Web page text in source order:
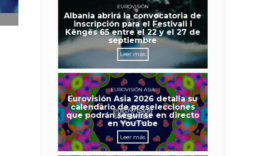
EUROVISIÓN
Albania abrirá la convocatoria de
inscripción para el Festivali i
Këngës 65 entre el 22 y el 27 de
septiembre
Leer más
EUROVISIÓN ASIA
Eurovisión Asia 2026 detalla su
calendario de preselecciones
que podrán seguirse en directo
en YouTube
Leer más